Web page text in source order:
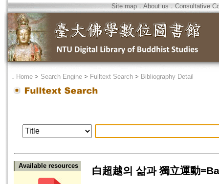
Site map．About us ． Consultative
． Home > Search Engine > Fulltext Search > Bibliography Detail
Available resources
白超越의 삶과 獨立運動